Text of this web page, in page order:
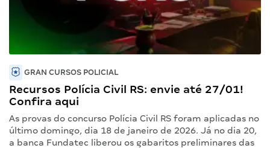
GRAN CURSOS POLICIAL
Recursos Polícia Civil RS: envie até 27/01!
Confira aqui
As provas do concurso Polícia Civil RS foram aplicadas no
último domingo, dia 18 de janeiro de 2026. Já no dia 20,
a banca Fundatec liberou os gabaritos preliminares das